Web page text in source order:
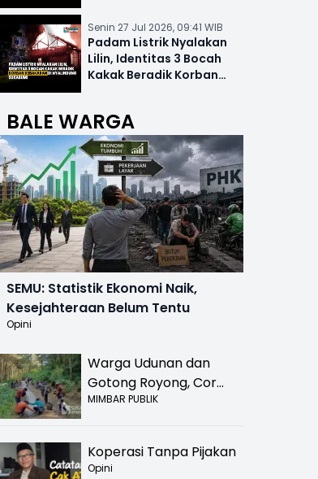
Senin 27 Jul 2026, 09:41 WIB
Padam Listrik Nyalakan
Lilin, Identitas 3 Bocah
Kakak Beradik Korban
BALE WARGA
SEMU: Statistik Ekonomi Naik,
Kesejahteraan Belum Tentu
Opini
Warga Udunan dan
Gotong Royong, Cor
Jalan Hancur di
MIMBAR PUBLIK
Koperasi Tanpa Pijakan
Opini